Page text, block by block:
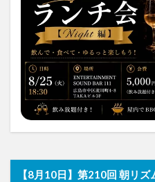
【8月10日】第210回 朝リズ